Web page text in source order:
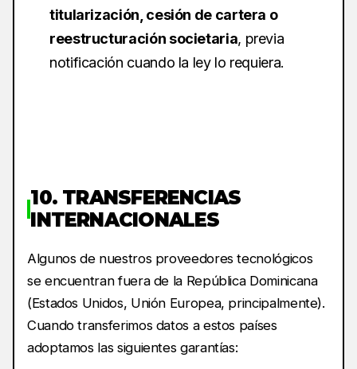
titularización, cesión de cartera o
reestructuración societaria, previa
notificación cuando la ley lo requiera.
10. TRANSFERENCIAS
INTERNACIONALES
Algunos de nuestros proveedores tecnológicos
se encuentran fuera de la República Dominicana
(Estados Unidos, Unión Europea, principalmente).
Cuando transferimos datos a estos países
adoptamos las siguientes garantías: